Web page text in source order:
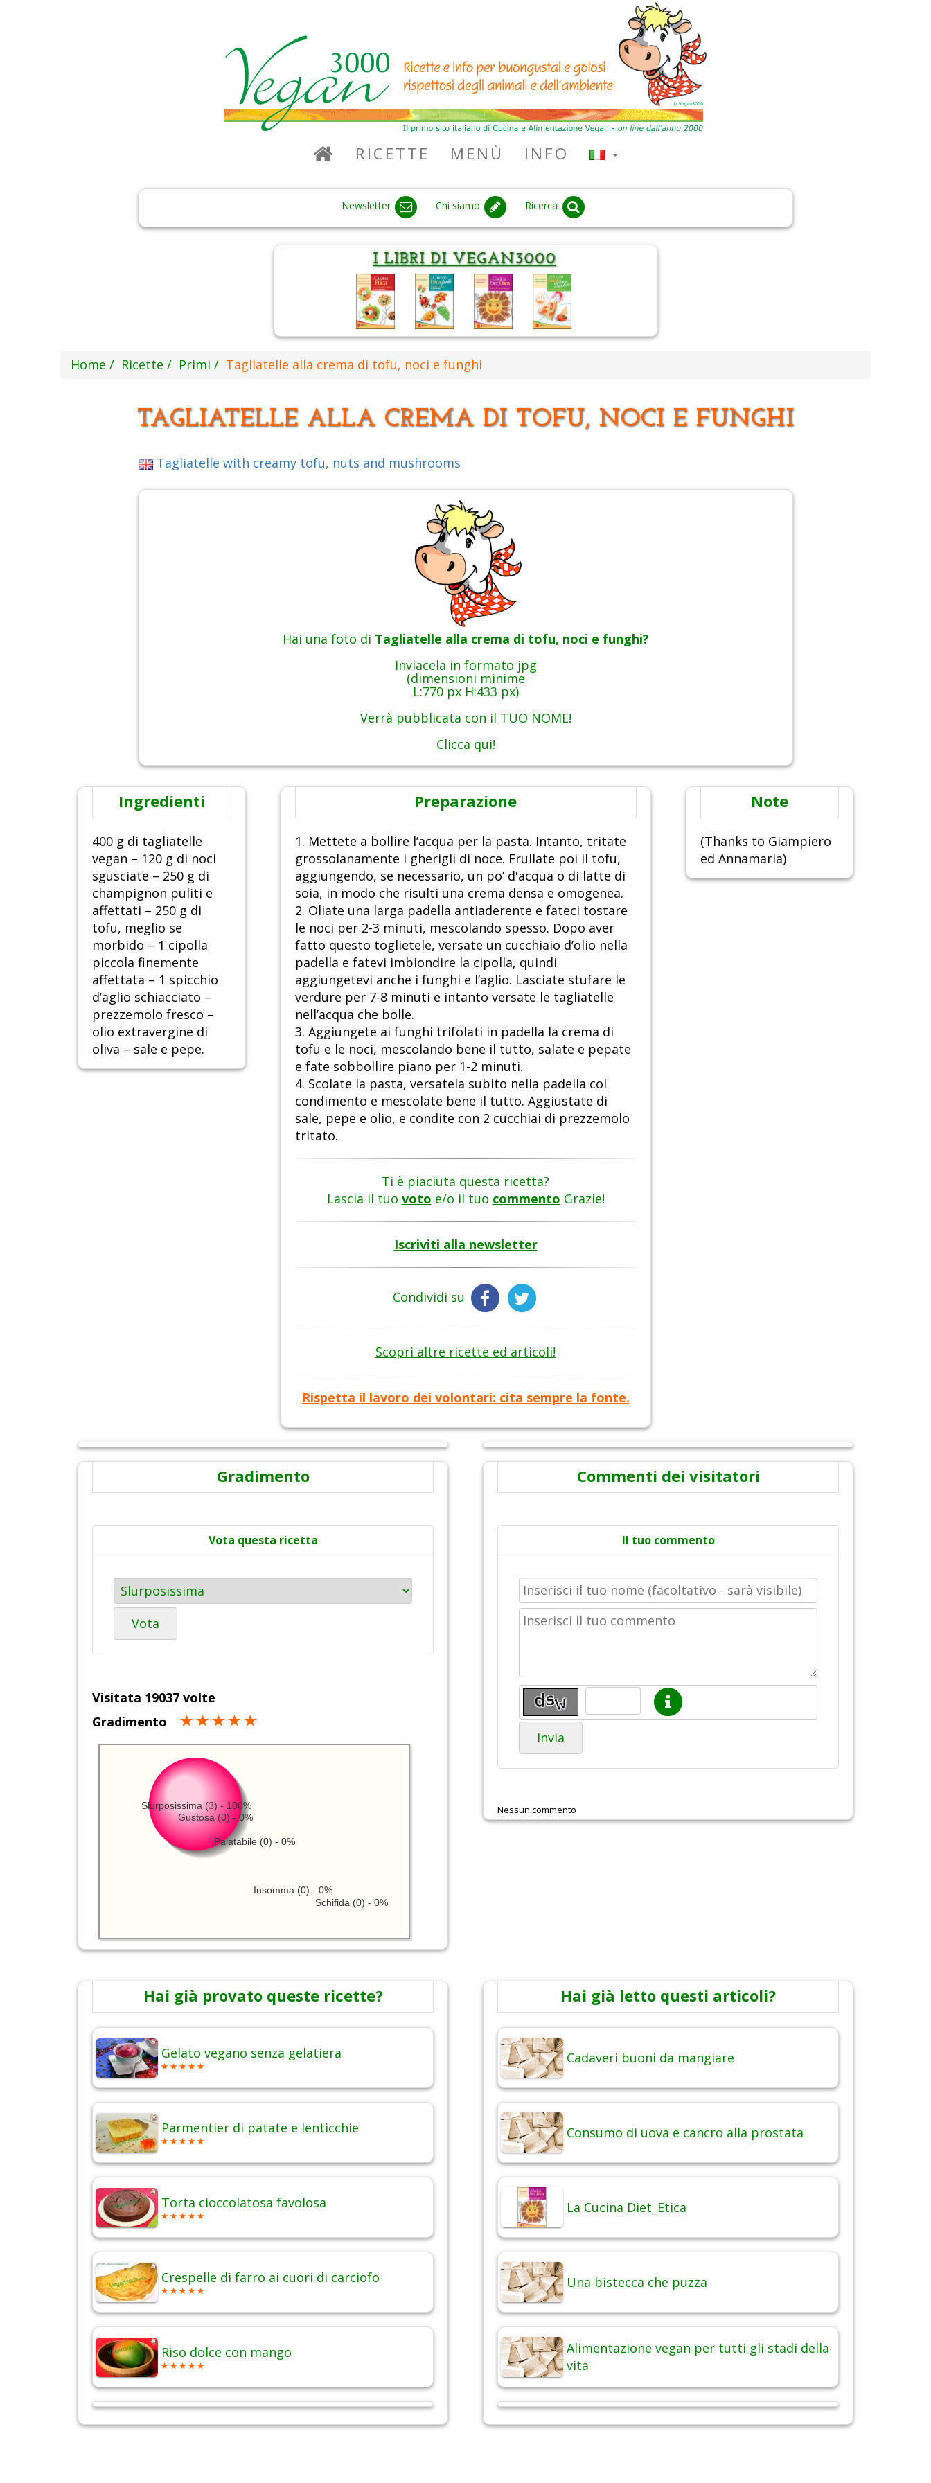
RICETTE MENÙ INFO
Newsletter Chi siamo Ricerca
Home Ricette Primi Tagliatelle alla crema di tofu, noci e funghi
TAGLIATELLE ALLA CREMA DI TOFU, NOCI E FUNGHI
Tagliatelle with creamy tofu, nuts and mushrooms
Hai una foto di Tagliatelle alla crema di tofu, noci e funghi?
Inviacela in formato jpg
(dimensioni minime
L:770 px H:433 px)
Verrà pubblicata con il TUO NOME!
Clicca qui!
Ingredienti
400 g di tagliatelle
vegan – 120 g di noci
sgusciate – 250 g di
champignon puliti e
affettati – 250 g di
tofu, meglio se
morbido – 1 cipolla
piccola finemente
affettata – 1 spicchio
d’aglio schiacciato –
prezzemolo fresco –
olio extravergine di
oliva – sale e pepe.
Preparazione
1. Mettete a bollire l’acqua per la pasta. Intanto, tritate
grossolanamente i gherigli di noce. Frullate poi il tofu,
aggiungendo, se necessario, un po’ d'acqua o di latte di
soia, in modo che risulti una crema densa e omogenea.
2. Oliate una larga padella antiaderente e fateci tostare
le noci per 2-3 minuti, mescolando spesso. Dopo aver
fatto questo toglietele, versate un cucchiaio d’olio nella
padella e fatevi imbiondire la cipolla, quindi
aggiungetevi anche i funghi e l’aglio. Lasciate stufare le
verdure per 7-8 minuti e intanto versate le tagliatelle
nell’acqua che bolle.
3. Aggiungete ai funghi trifolati in padella la crema di
tofu e le noci, mescolando bene il tutto, salate e pepate
e fate sobbollire piano per 1-2 minuti.
4. Scolate la pasta, versatela subito nella padella col
condimento e mescolate bene il tutto. Aggiustate di
sale, pepe e olio, e condite con 2 cucchiai di prezzemolo
tritato.
Ti è piaciuta questa ricetta?
Lascia il tuo voto e/o il tuo commento Grazie!
Iscriviti alla newsletter
Condividi su
Scopri altre ricette ed articoli!
Rispetta il lavoro dei volontari: cita sempre la fonte.
Note
(Thanks to Giampiero
ed Annamaria)
Gradimento
Vota questa ricetta
Vota
Visitata 19037 volte
Gradimento
Slurposissima (3) - 100%
Schifida (0) - 0%
Insomma (0) - 0%
Palatabile (0) - 0%
Gustosa (0) - 0%
Commenti dei visitatori
Il tuo commento
Invia
Nessun commento
Hai già provato queste ricette?
Gelato vegano senza gelatiera
Parmentier di patate e lenticchie
Torta cioccolatosa favolosa
Crespelle di farro ai cuori di carciofo
Riso dolce con mango
Hai già letto questi articoli?
Cadaveri buoni da mangiare
Consumo di uova e cancro alla prostata
La Cucina Diet_Etica
Una bistecca che puzza
Alimentazione vegan per tutti gli stadi della
vita